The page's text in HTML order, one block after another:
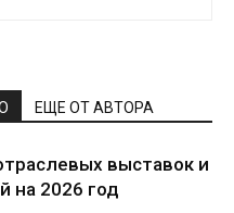
ЕЩЕ ОТ АВТОРА
выставок и
на 2026 год